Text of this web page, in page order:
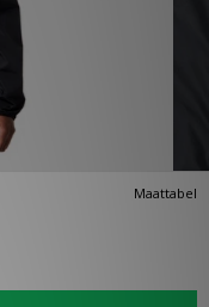
Maattabel